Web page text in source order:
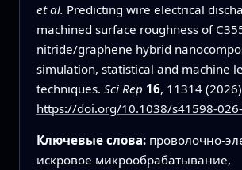
et al. Predicting wire electrical
machined surface roughness of
nitride/graphene hybrid
simulation, statistical and machine
techniques. Sci Rep 16, 11314
https://doi.org/10.1038/s41598-
Ключевые слова: проволочно-
искровое микрообрабатывание,